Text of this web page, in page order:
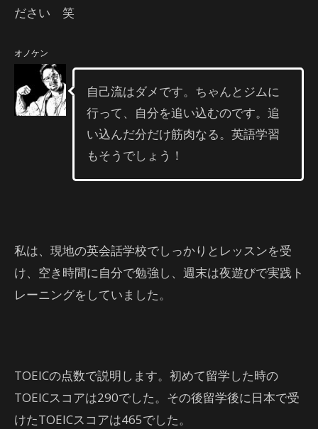
ださい 笑
オノケン
自己流はダメです。ちゃんとジムに
行って、自分を追い込むのです。追
い込んだ分だけ筋肉なる。英語学習
もそうでしょう！
私は、現地の英会話学校でしっかりとレッスンを受
け、空き時間に自分で勉強し、週末は夜遊びで実践ト
レーニングをしていました。
TOEICの点数で説明します。初めて留学した時の
TOEICスコアは290でした。その後留学後に日本で受
けたTOEICスコアは465でした。